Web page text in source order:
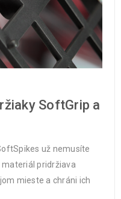
SoftGrip a
už nemusíte
materiál pridržiava
mieste a chráni ich